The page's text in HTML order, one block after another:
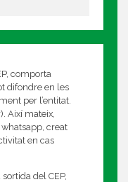
comporta
difondre en les
per l’entitat.
Així mateix,
creat
en cas
del CEP,